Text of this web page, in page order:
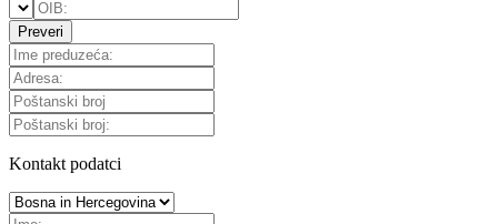
Preveri
Kontakt podatci